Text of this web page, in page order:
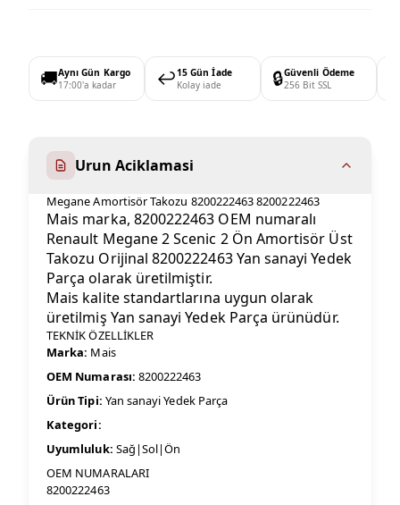
🚚Aynı Gün Kargo
17:00'a kadar
↩️15 Gün İade
Kolay iade
🔒Güvenli Ödeme
256 Bit SSL
Urun Aciklamasi
Megane Amortisör Takozu 8200222463 8200222463
Mais marka, 8200222463 OEM numaralı
Renault Megane 2 Scenic 2 Ön Amortisör Üst
Takozu Orijinal 8200222463 Yan sanayi Yedek
Parça olarak üretilmiştir.
Mais kalite standartlarına uygun olarak
üretilmiş Yan sanayi Yedek Parça ürünüdür.
TEKNİK ÖZELLİKLER
Marka: Mais
OEM Numarası: 8200222463
Ürün Tipi: Yan sanayi Yedek Parça
Kategori:
Uyumluluk: Sağ|Sol|Ön
OEM NUMARALARI
8200222463